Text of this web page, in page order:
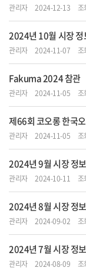
관리자 2024-12-13
2024년 10월 시장 정
관리자 2024-11-07
Fakuma 2024 참관
관리자 2024-11-05
제66회 코오롱 한국
관리자 2024-11-05
2024년 9월 시장 정보
관리자 2024-10-11
2024년 8월 시장 정보
관리자 2024-09-02
2024년 7월 시장 정보
관리자 2024-08-09